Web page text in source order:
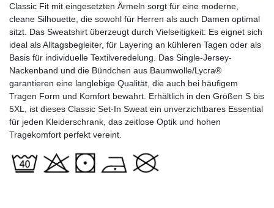
Classic Fit mit eingesetzten Ärmeln sorgt für eine moderne,
cleane Silhouette, die sowohl für Herren als auch Damen optimal
sitzt. Das Sweatshirt überzeugt durch Vielseitigkeit: Es eignet sich
ideal als Alltagsbegleiter, für Layering an kühleren Tagen oder als
Basis für individuelle Textilveredelung. Das Single-Jersey-
Nackenband und die Bündchen aus Baumwolle/Lycra®
garantieren eine langlebige Qualität, die auch bei häufigem
Tragen Form und Komfort bewahrt. Erhältlich in den Größen S bis
5XL, ist dieses Classic Set-In Sweat ein unverzichtbares Essential
für jeden Kleiderschrank, das zeitlose Optik und hohen
Tragekomfort perfekt vereint.